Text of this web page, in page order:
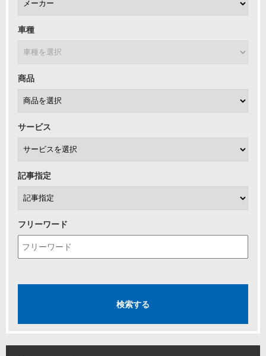
車種
商品
サービス
記事指定
フリーワード